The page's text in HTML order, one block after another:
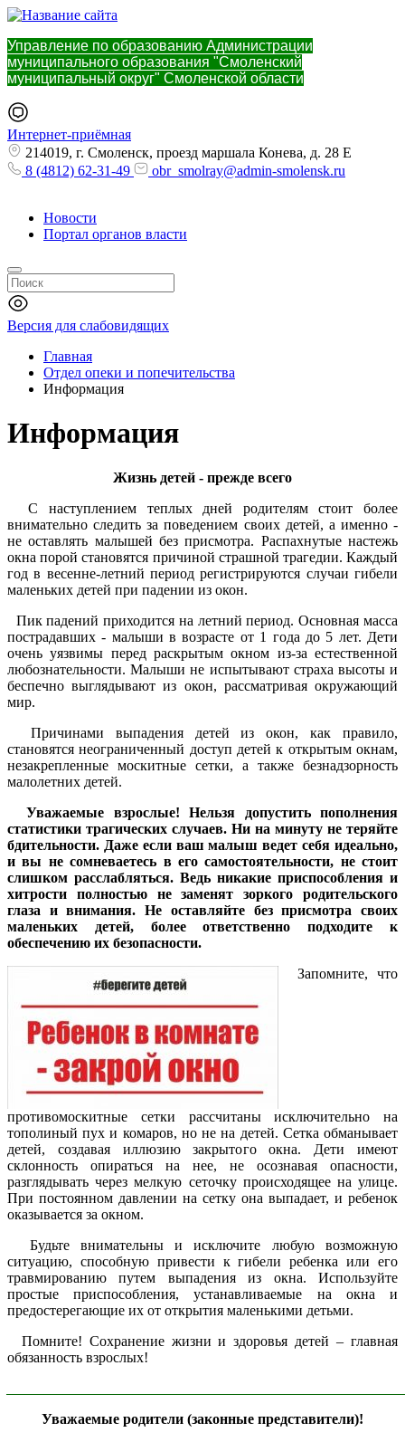
Управление по образованию Администрации
муниципального образования "Смоленский
муниципальный округ" Смоленской области
Интернет-приёмная
214019, г. Смоленск, проезд маршала Конева, д. 28 Е
8 (4812) 62-31-49
obr_smolray@admin-smolensk.ru
Новости
Портал органов власти
Версия для слабовидящих
Главная
Отдел опеки и попечительства
Информация
Информация
Жизнь детей - прежде всего
С наступлением теплых дней родителям стоит более
внимательно следить за поведением своих детей, а именно -
не оставлять малышей без присмотра. Распахнутые настежь
окна порой становятся причиной страшной трагедии. Каждый
год в весенне-летний период регистрируются случаи гибели
маленьких детей при падении из окон.
Пик падений приходится на летний период. Основная масса
пострадавших - малыши в возрасте от 1 года до 5 лет. Дети
очень уязвимы перед раскрытым окном из-за естественной
любознательности. Малыши не испытывают страха высоты и
беспечно выглядывают из окон, рассматривая окружающий
мир.
Причинами выпадения детей из окон, как правило,
становятся неограниченный доступ детей к открытым окнам,
незакрепленные москитные сетки, а также безнадзорность
малолетних детей.
Уважаемые взрослые! Нельзя допустить пополнения
статистики трагических случаев. Ни на минуту не теряйте
бдительности. Даже если ваш малыш ведет себя идеально,
и вы не сомневаетесь в его самостоятельности, не стоит
слишком расслабляться. Ведь никакие приспособления и
хитрости полностью не заменят зоркого родительского
глаза и внимания. Не оставляйте без присмотра своих
маленьких детей, более ответственно подходите к
обеспечению их безопасности.
Запомните, что
противомоскитные сетки рассчитаны исключительно на
тополиный пух и комаров, но не на детей. Сетка обманывает
детей, создавая иллюзию закрытого окна. Дети имеют
склонность опираться на нее, не осознавая опасности,
разглядывать через мелкую сеточку происходящее на улице.
При постоянном давлении на сетку она выпадает, и ребенок
оказывается за окном.
Будьте внимательны и исключите любую возможную
ситуацию, способную привести к гибели ребенка или его
травмированию путем выпадения из окна. Используйте
простые приспособления, устанавливаемые на окна и
предостерегающие их от открытия маленькими детьми.
Помните! Сохранение жизни и здоровья детей – главная
обязанность взрослых!
Уважаемые родители (законные представители)!